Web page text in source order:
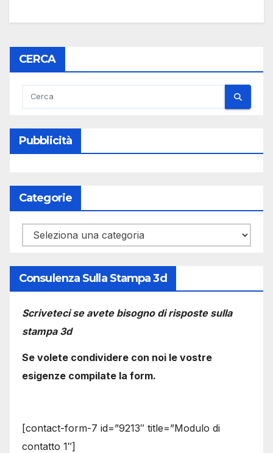
CERCA
Pubblicità
Categorie
Categorie
Consulenza Sulla Stampa 3d
Scriveteci se avete bisogno di risposte sulla
stampa 3d
Se volete condividere con noi le vostre
esigenze compilate la form.
[contact-form-7 id=”9213″ title=”Modulo di
contatto 1″]